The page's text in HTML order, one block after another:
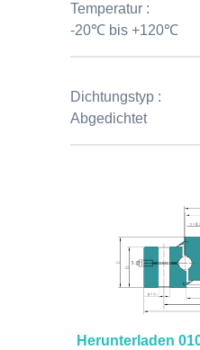
Temperatur :
-20℃ bis +120℃
Dichtungstyp :
Abgedichtet
Herunterladen